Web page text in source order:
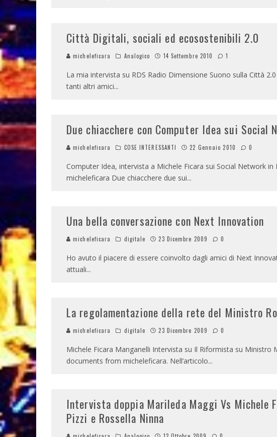
Città Digitali, sociali ed ecosostenibili 2.0
micheleficara Analogico 14 Settembre 2010 1
La mia intervista su RDS Radio Dimensione Suono sulla Città
tanti altri amici...
Due chiacchere con Computer Idea sui Social
micheleficara COSE INTERESSANTI 22 Gennaio 2010 0
Computer Idea, intervista a Michele Ficara sui Social Network
micheleficara Due chiacchere due sui...
Una bella conversazione con Next Innovation
micheleficara digitale 23 Dicembre 2009 0
Ho avuto il piacere di essere coinvolto dagli amici di Next
attuali...
La regolamentazione della rete del Ministro
micheleficara digitale 23 Dicembre 2009 0
Michele Ficara Manganelli Intervista su Il Riformista su Ministro
documents from micheleficara. Nell’articolo...
Intervista doppia Marileda Maggi Vs Michele
Pizzi e Rossella Ninna